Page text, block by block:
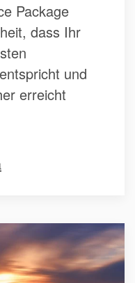
Package
dass Ihr
und
erreicht